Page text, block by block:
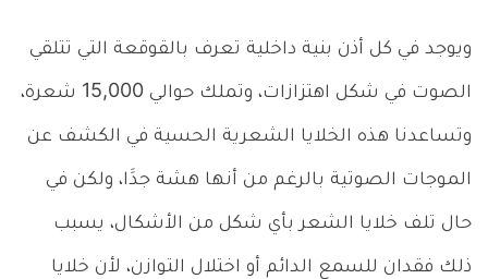
ويوجد في كل أذن بنية داخلية تعرف بالقوقعة التي تتلقي
الصوت في شكل اهتزازات، وتملك حوالي 15,000 شعرة،
وتساعدنا هذه الخلايا الشعرية الحسية في الكشف عن
الموجات الصوتية بالرغم من أنها هشة جدََا، ولكن في
حال تلف خلايا الشعر بأي شكل من الأشكال، يسبب
ذلك فقدان للسمع الدائم أو اختلال التوازن، لأن خلايا